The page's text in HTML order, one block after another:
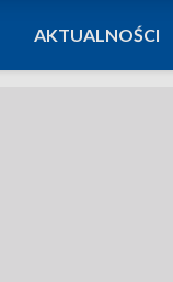
AKTUALNOŚCI